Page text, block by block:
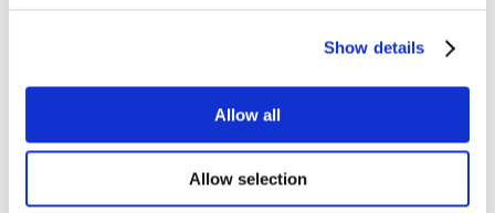
Show details
Allow all
Allow selection
Концерти